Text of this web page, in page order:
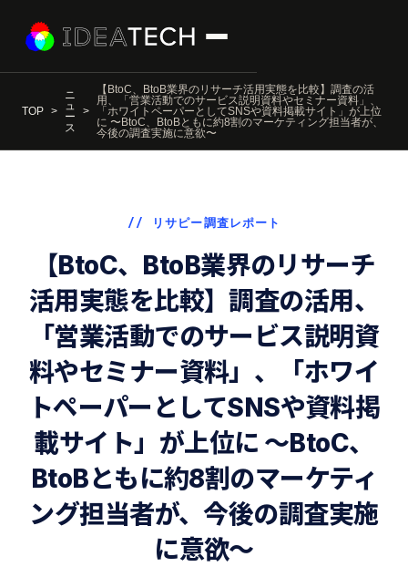
TOP
ニ
ュ
ー
ス
【BtoC、BtoB業界のリサーチ活用実態を比較】調査の活
用、「営業活動でのサービス説明資料やセミナー資料」、
「ホワイトペーパーとしてSNSや資料掲載サイト」が上位
に 〜BtoC、BtoBともに約8割のマーケティング担当者が、
今後の調査実施に意欲〜
// リサピー調査レポート
【BtoC、BtoB業界のリサーチ
活用実態を比較】調査の活用、
「営業活動でのサービス説明資
料やセミナー資料」、「ホワイ
トペーパーとしてSNSや資料掲
載サイト」が上位に 〜BtoC、
BtoBともに約8割のマーケティ
ング担当者が、今後の調査実施
に意欲〜